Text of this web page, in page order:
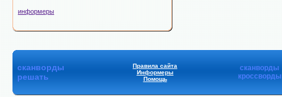
информеры
сканворды
решать
Правила сайта
Информеры
Помощь
сканворды
кроссворды